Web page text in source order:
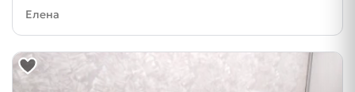
Елена